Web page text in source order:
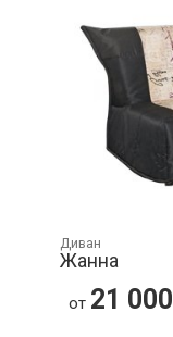
Диван
Жанна
от 21 000